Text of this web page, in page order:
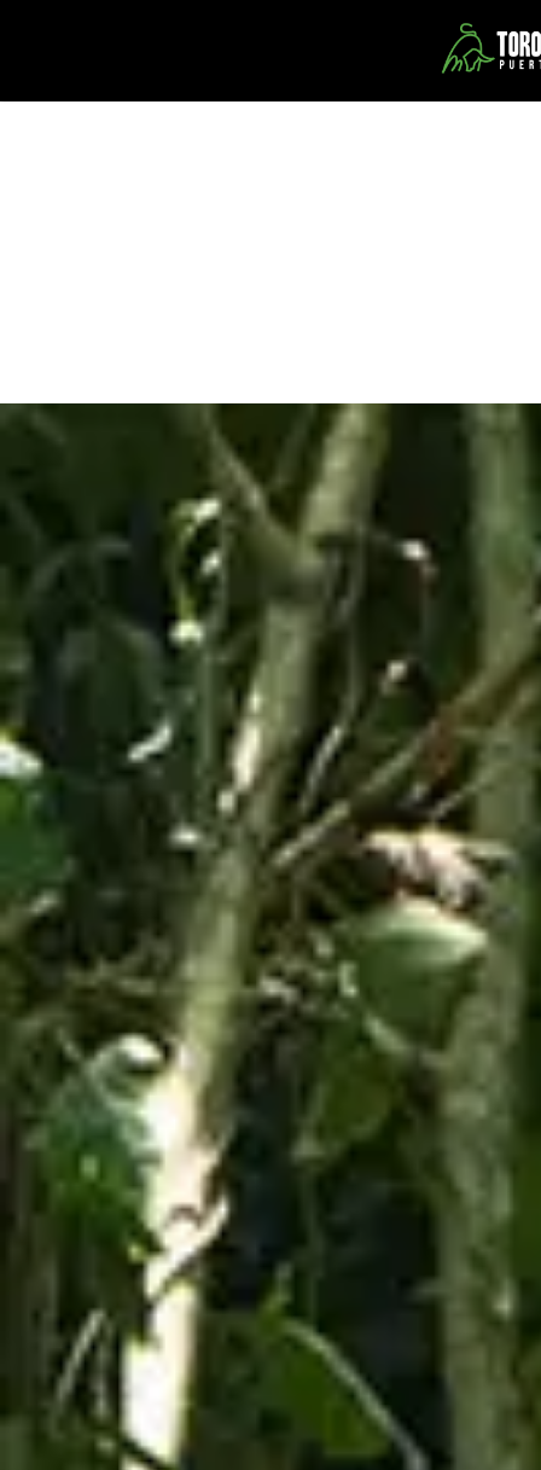
Toro Verde Adventure
Ver Mapa
Tours
Destacados
$99.99
TORO ATV
Dependiendo de la temporada, puede haber una